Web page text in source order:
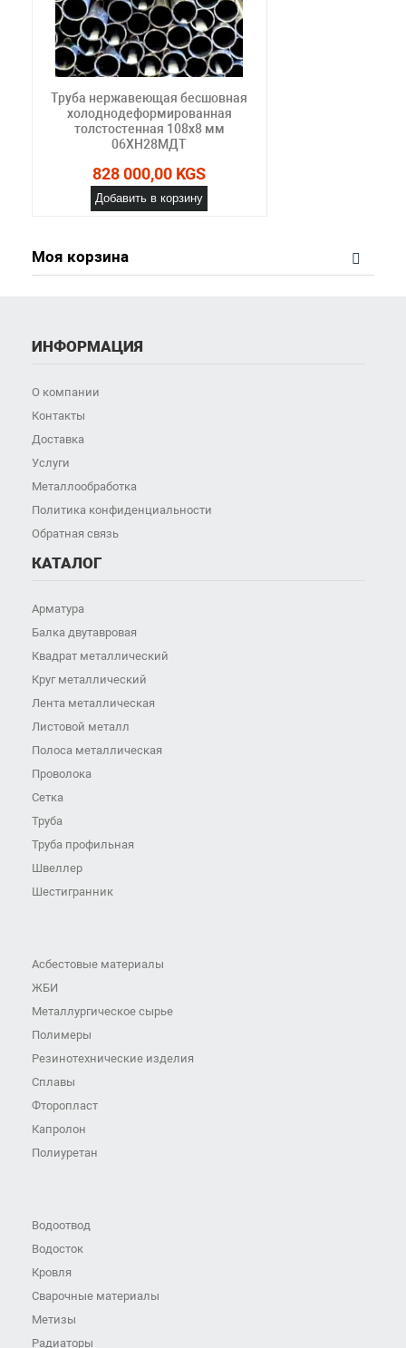
Труба нержавеющая бесшовная
холоднодеформированная
толстостенная 108х8 мм
06ХН28МДТ
828 000,00 KGS
Добавить в корзину
Моя корзина
ИНФОРМАЦИЯ
О компании
Контакты
Доставка
Услуги
Металлообработка
Политика конфиденциальности
Обратная связь
КАТАЛОГ
Арматура
Балка двутавровая
Квадрат металлический
Круг металлический
Лента металлическая
Листовой металл
Полоса металлическая
Проволока
Сетка
Труба
Труба профильная
Швеллер
Шестигранник
Асбестовые материалы
ЖБИ
Металлургическое сырье
Полимеры
Резинотехнические изделия
Сплавы
Фторопласт
Капролон
Полиуретан
Водоотвод
Водосток
Кровля
Сварочные материалы
Метизы
Радиаторы